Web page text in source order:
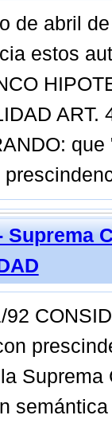
de abril
estos
Suprema
92